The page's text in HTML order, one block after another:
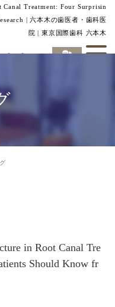
Treatment: Four Surprisin
| 六本木の歯医者・歯科医
院 | 東京国際歯科 六本木
in Root Canal Tre
Should Know fr